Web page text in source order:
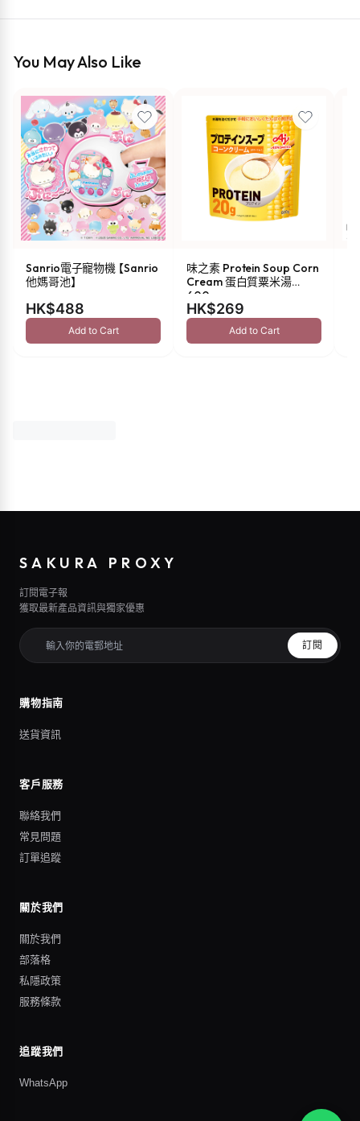
You May Also Like
Sanrio電子寵物機 【Sanrio
他媽哥池】
HK$488
Add to Cart
味之素 Protein Soup Corn
Cream 蛋白質粟米湯
600g
HK$269
Add to Cart
SAKURA PROXY
訂閱電子報
獲取最新產品資訊與獨家優惠
訂閱
購物指南
送貨資訊
客戶服務
聯絡我們
常見問題
訂單追蹤
關於我們
關於我們
部落格
私隱政策
服務條款
追蹤我們
WhatsApp